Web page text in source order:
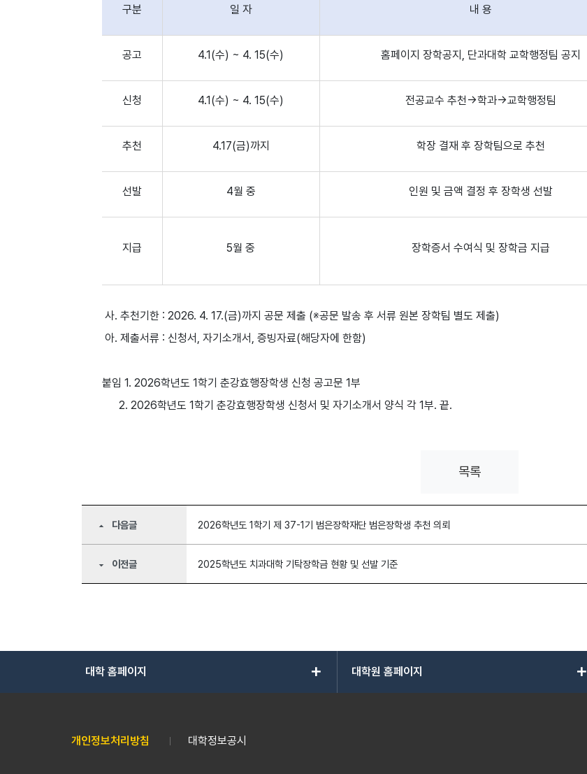
구분 일 자 내 용
공고 4.1(수) ~ 4. 15(수) 홈페이지 장학공지, 단과대학 교학행정팀 공지
신청 4.1(수) ~ 4. 15(수) 전공교수 추천→학과→교학행정팀
추천 4.17(금)까지 학장 결재 후 장학팀으로 추천
선발 4월 중 인원 및 금액 결정 후 장학생 선발
지급 5월 중 장학증서 수여식 및 장학금 지급
사. 추천기한 : 2026. 4. 17.(금)까지 공문 제출 (※공문 발송 후 서류 원본 장학팀 별도 제출)
아. 제출서류 : 신청서, 자기소개서, 증빙자료(해당자에 한함)
붙임 1. 2026학년도 1학기 춘강효행장학생 신청 공고문 1부
2. 2026학년도 1학기 춘강효행장학생 신청서 및 자기소개서 양식 각 1부. 끝.
목록
arrow_drop_up 다음글 2026학년도 1학기 제 37-1기 범은장학재단 범은장학생 추천 의뢰
arrow_drop_down 이전글 2025학년도 치과대학 기탁장학금 현황 및 선발 기준
대학 홈페이지 add 대학원 홈페이지 add
개인정보처리방침 대학정보공시